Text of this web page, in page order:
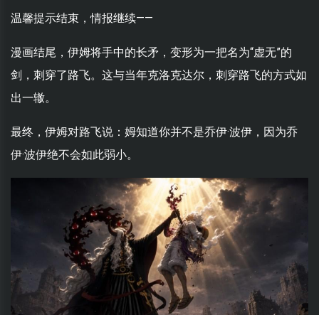
温馨提示结束，情报继续——
漫画结尾，伊姆将手中的长矛，变形为一把名为“虚无”的
剑，刺穿了路飞。这与当年克洛克达尔，刺穿路飞的方式如
出一辙。
最终，伊姆对路飞说：姆知道你并不是乔伊·波伊，因为乔
伊·波伊绝不会如此弱小。